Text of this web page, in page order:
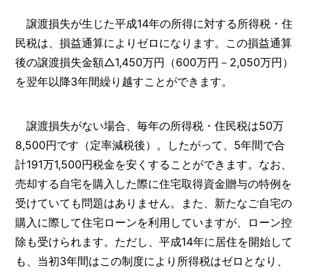
譲渡損失が生じた平成14年の所得に対する所得税・住
民税は、損益通算によりゼロになります。この損益通算
後の譲渡損失金額△1,450万円（600万円－2,050万円）
を翌年以降3年間繰り越すことができます。
譲渡損失がない場合、毎年の所得税・住民税は50万
8,500円です（定率減税後）。したがって、5年間で合
計191万1,500円税金を安くすることができます。なお、
売却する自宅を購入した際に住宅取得資金贈与の特例を
受けていても問題はありません。また、新たなご自宅の
購入に際して住宅ローンを利用していますが、ローン控
除も受けられます。ただし、平成14年に居住を開始して
も、当初3年間はこの制度により所得税はゼロとなり、